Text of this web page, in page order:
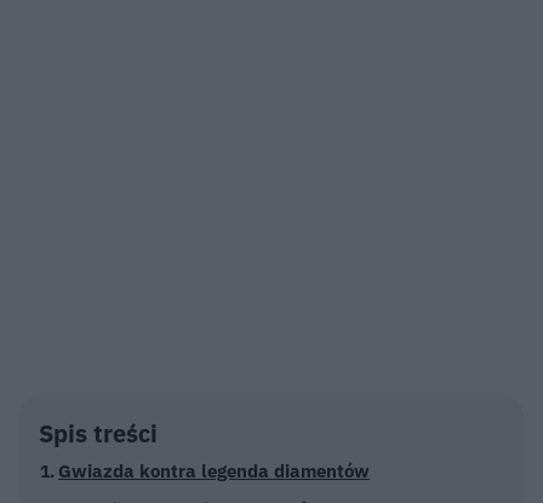
Spis treści
Gwiazda kontra legenda diamentów